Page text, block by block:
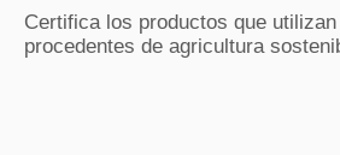
Certifica los productos que
procedentes de agricultura